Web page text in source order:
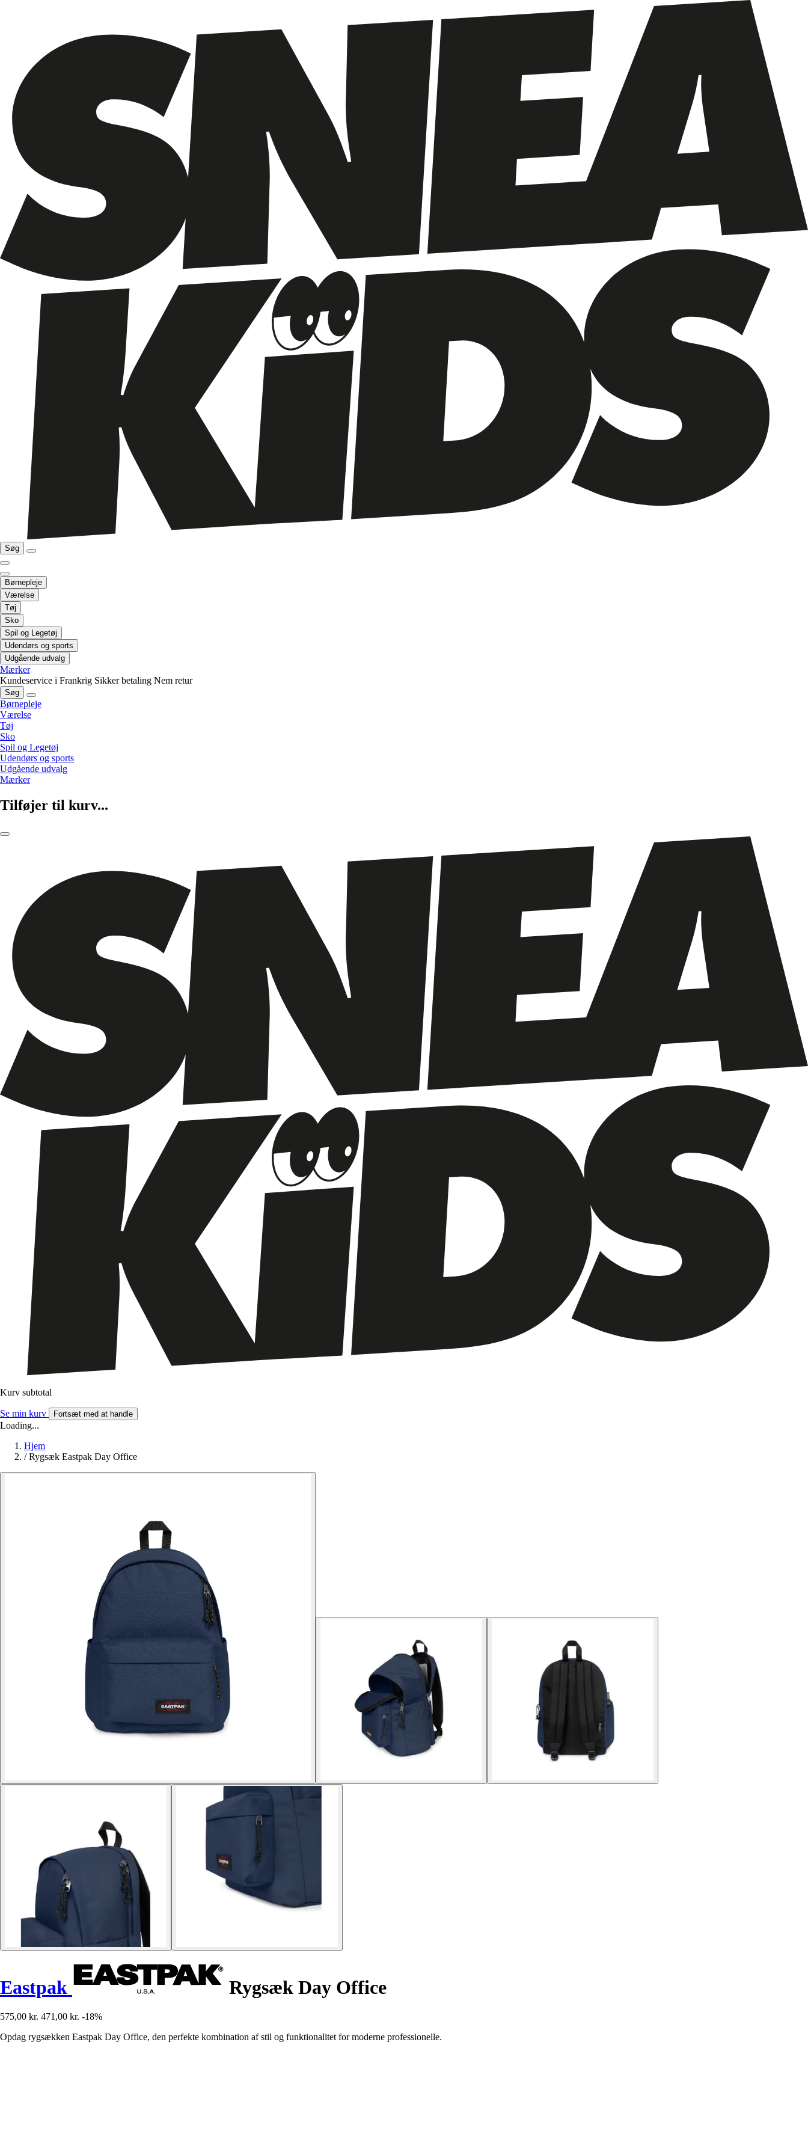
Søg
Børnepleje
Værelse
Tøj
Sko
Spil og Legetøj
Udendørs og sports
Udgående udvalg
Mærker
Kundeservice i Frankrig Sikker betaling Nem retur
Søg
Børnepleje
Værelse
Tøj
Sko
Spil og Legetøj
Udendørs og sports
Udgående udvalg
Mærker
Tilføjer til kurv...
Kurv subtotal
Se min kurv Fortsæt med at handle
Loading...
Hjem
/ Rygsæk Eastpak Day Office
Eastpak Rygsæk Day Office
575,00 kr. 471,00 kr. -18%
Opdag rygsækken Eastpak Day Office, den perfekte kombination af stil og funktionalitet for moderne professionelle.